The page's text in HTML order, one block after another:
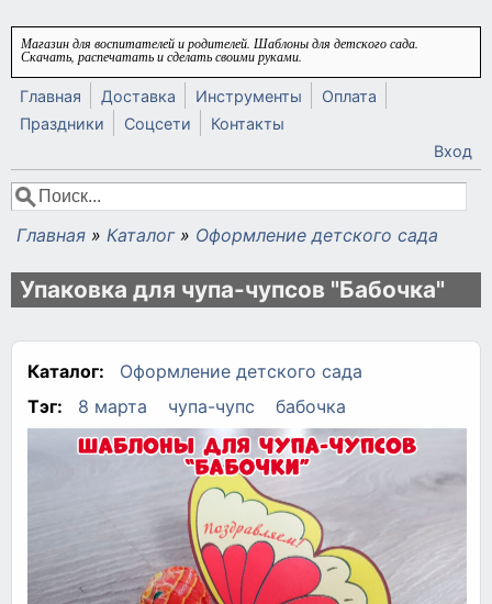
Перейти к основному содержанию
Магазин для воспитателей и родителей. Шаблоны для детского сада.
Скачать, распечатать и сделать своими руками.
Главная Доставка Инструменты
Оплата
Праздники
Соцсети
Контакты
Вход
Форма поиска
Поиск
Вы здесь
Главная » Каталог » Оформление детского сада
Упаковка для чупа-чупсов "Бабочка"
Каталог:
Оформление детского сада
Тэг:
8 марта чупа-чупс бабочка